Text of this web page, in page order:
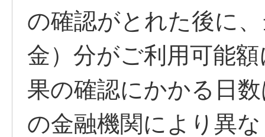
の確認がとれた後に
金）分がご利用可能
果の確認にかかる日
の金融機関により異